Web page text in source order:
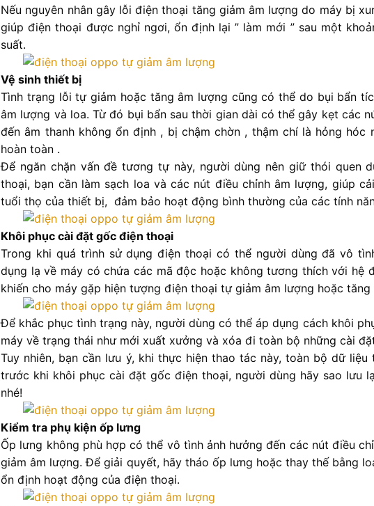
Nếu nguyên nhân gây lỗi điện thoại tăng giảm âm lượng do máy bị
giúp điện thoại được nghỉ ngơi, ổn định lại ” làm mới ” sau một
suất.
Vệ sinh thiết bị
Tình trạng lỗi tự giảm hoặc tăng âm lượng cũng có thể do bụi bẩn
âm lượng và loa. Từ đó bụi bẩn sau thời gian dài có thể gây kẹt các
đến âm thanh không ổn định , bị chậm chờn , thậm chí là hỏng hóc
hoàn toàn .
Để ngăn chặn vấn đề tương tự này, người dùng nên giữ thói quen
thoại, bạn cần làm sạch loa và các nút điều chỉnh âm lượng, giúp
tuổi thọ của thiết bị, đảm bảo hoạt động bình thường của các tính
Khôi phục cài đặt gốc điện thoại
Trong khi quá trình sử dụng điện thoại có thể người dùng đã vô
dụng lạ về máy có chứa các mã độc hoặc không tương thích với hệ
khiến cho máy gặp hiện tượng điện thoại tự giảm âm lượng hoặc
Để khắc phục tình trạng này, người dùng có thể áp dụng cách khôi
máy về trạng thái như mới xuất xưởng và xóa đi toàn bộ những cài
Tuy nhiên, bạn cần lưu ý, khi thực hiện thao tác này, toàn bộ dữ
trước khi khôi phục cài đặt gốc điện thoại, người dùng hãy sao lưu
nhé!
Kiểm tra phụ kiện ốp lưng
Ốp lưng không phù hợp có thể vô tình ảnh hưởng đến các nút điều
giảm âm lượng. Để giải quyết, hãy tháo ốp lưng hoặc thay thế bằng
ổn định hoạt động của điện thoại.